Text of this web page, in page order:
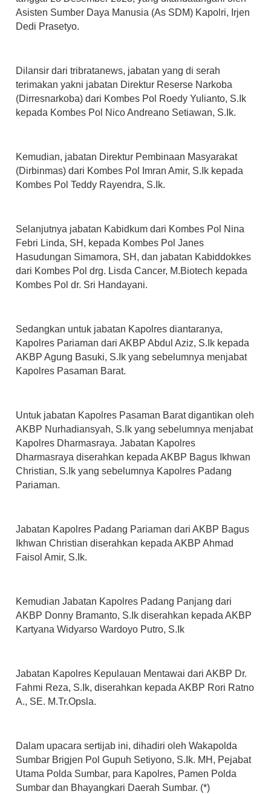
Asisten Sumber Daya Manusia (As SDM) Kapolri, Irjen
Dedi Prasetyo.
Dilansir dari tribratanews, jabatan yang di serah
terimakan yakni jabatan Direktur Reserse Narkoba
(Dirresnarkoba) dari Kombes Pol Roedy Yulianto, S.Ik
kepada Kombes Pol Nico Andreano Setiawan, S.Ik.
Kemudian, jabatan Direktur Pembinaan Masyarakat
(Dirbinmas) dari Kombes Pol Imran Amir, S.Ik kepada
Kombes Pol Teddy Rayendra, S.Ik.
Selanjutnya jabatan Kabidkum dari Kombes Pol Nina
Febri Linda, SH, kepada Kombes Pol Janes
Hasudungan Simamora, SH, dan jabatan Kabiddokkes
dari Kombes Pol drg. Lisda Cancer, M.Biotech kepada
Kombes Pol dr. Sri Handayani.
Sedangkan untuk jabatan Kapolres diantaranya,
Kapolres Pariaman dari AKBP Abdul Aziz, S.Ik kepada
AKBP Agung Basuki, S.Ik yang sebelumnya menjabat
Kapolres Pasaman Barat.
Untuk jabatan Kapolres Pasaman Barat digantikan oleh
AKBP Nurhadiansyah, S.Ik yang sebelumnya menjabat
Kapolres Dharmasraya. Jabatan Kapolres
Dharmasraya diserahkan kepada AKBP Bagus Ikhwan
Christian, S.Ik yang sebelumnya Kapolres Padang
Pariaman.
Jabatan Kapolres Padang Pariaman dari AKBP Bagus
Ikhwan Christian diserahkan kepada AKBP Ahmad
Faisol Amir, S.Ik.
Kemudian Jabatan Kapolres Padang Panjang dari
AKBP Donny Bramanto, S.Ik diserahkan kepada AKBP
Kartyana Widyarso Wardoyo Putro, S.Ik
Jabatan Kapolres Kepulauan Mentawai dari AKBP Dr.
Fahmi Reza, S.Ik, diserahkan kepada AKBP Rori Ratno
A., SE. M.Tr.Opsla.
Dalam upacara sertijab ini, dihadiri oleh Wakapolda
Sumbar Brigjen Pol Gupuh Setiyono, S.Ik. MH, Pejabat
Utama Polda Sumbar, para Kapolres, Pamen Polda
Sumbar dan Bhayangkari Daerah Sumbar. (*)